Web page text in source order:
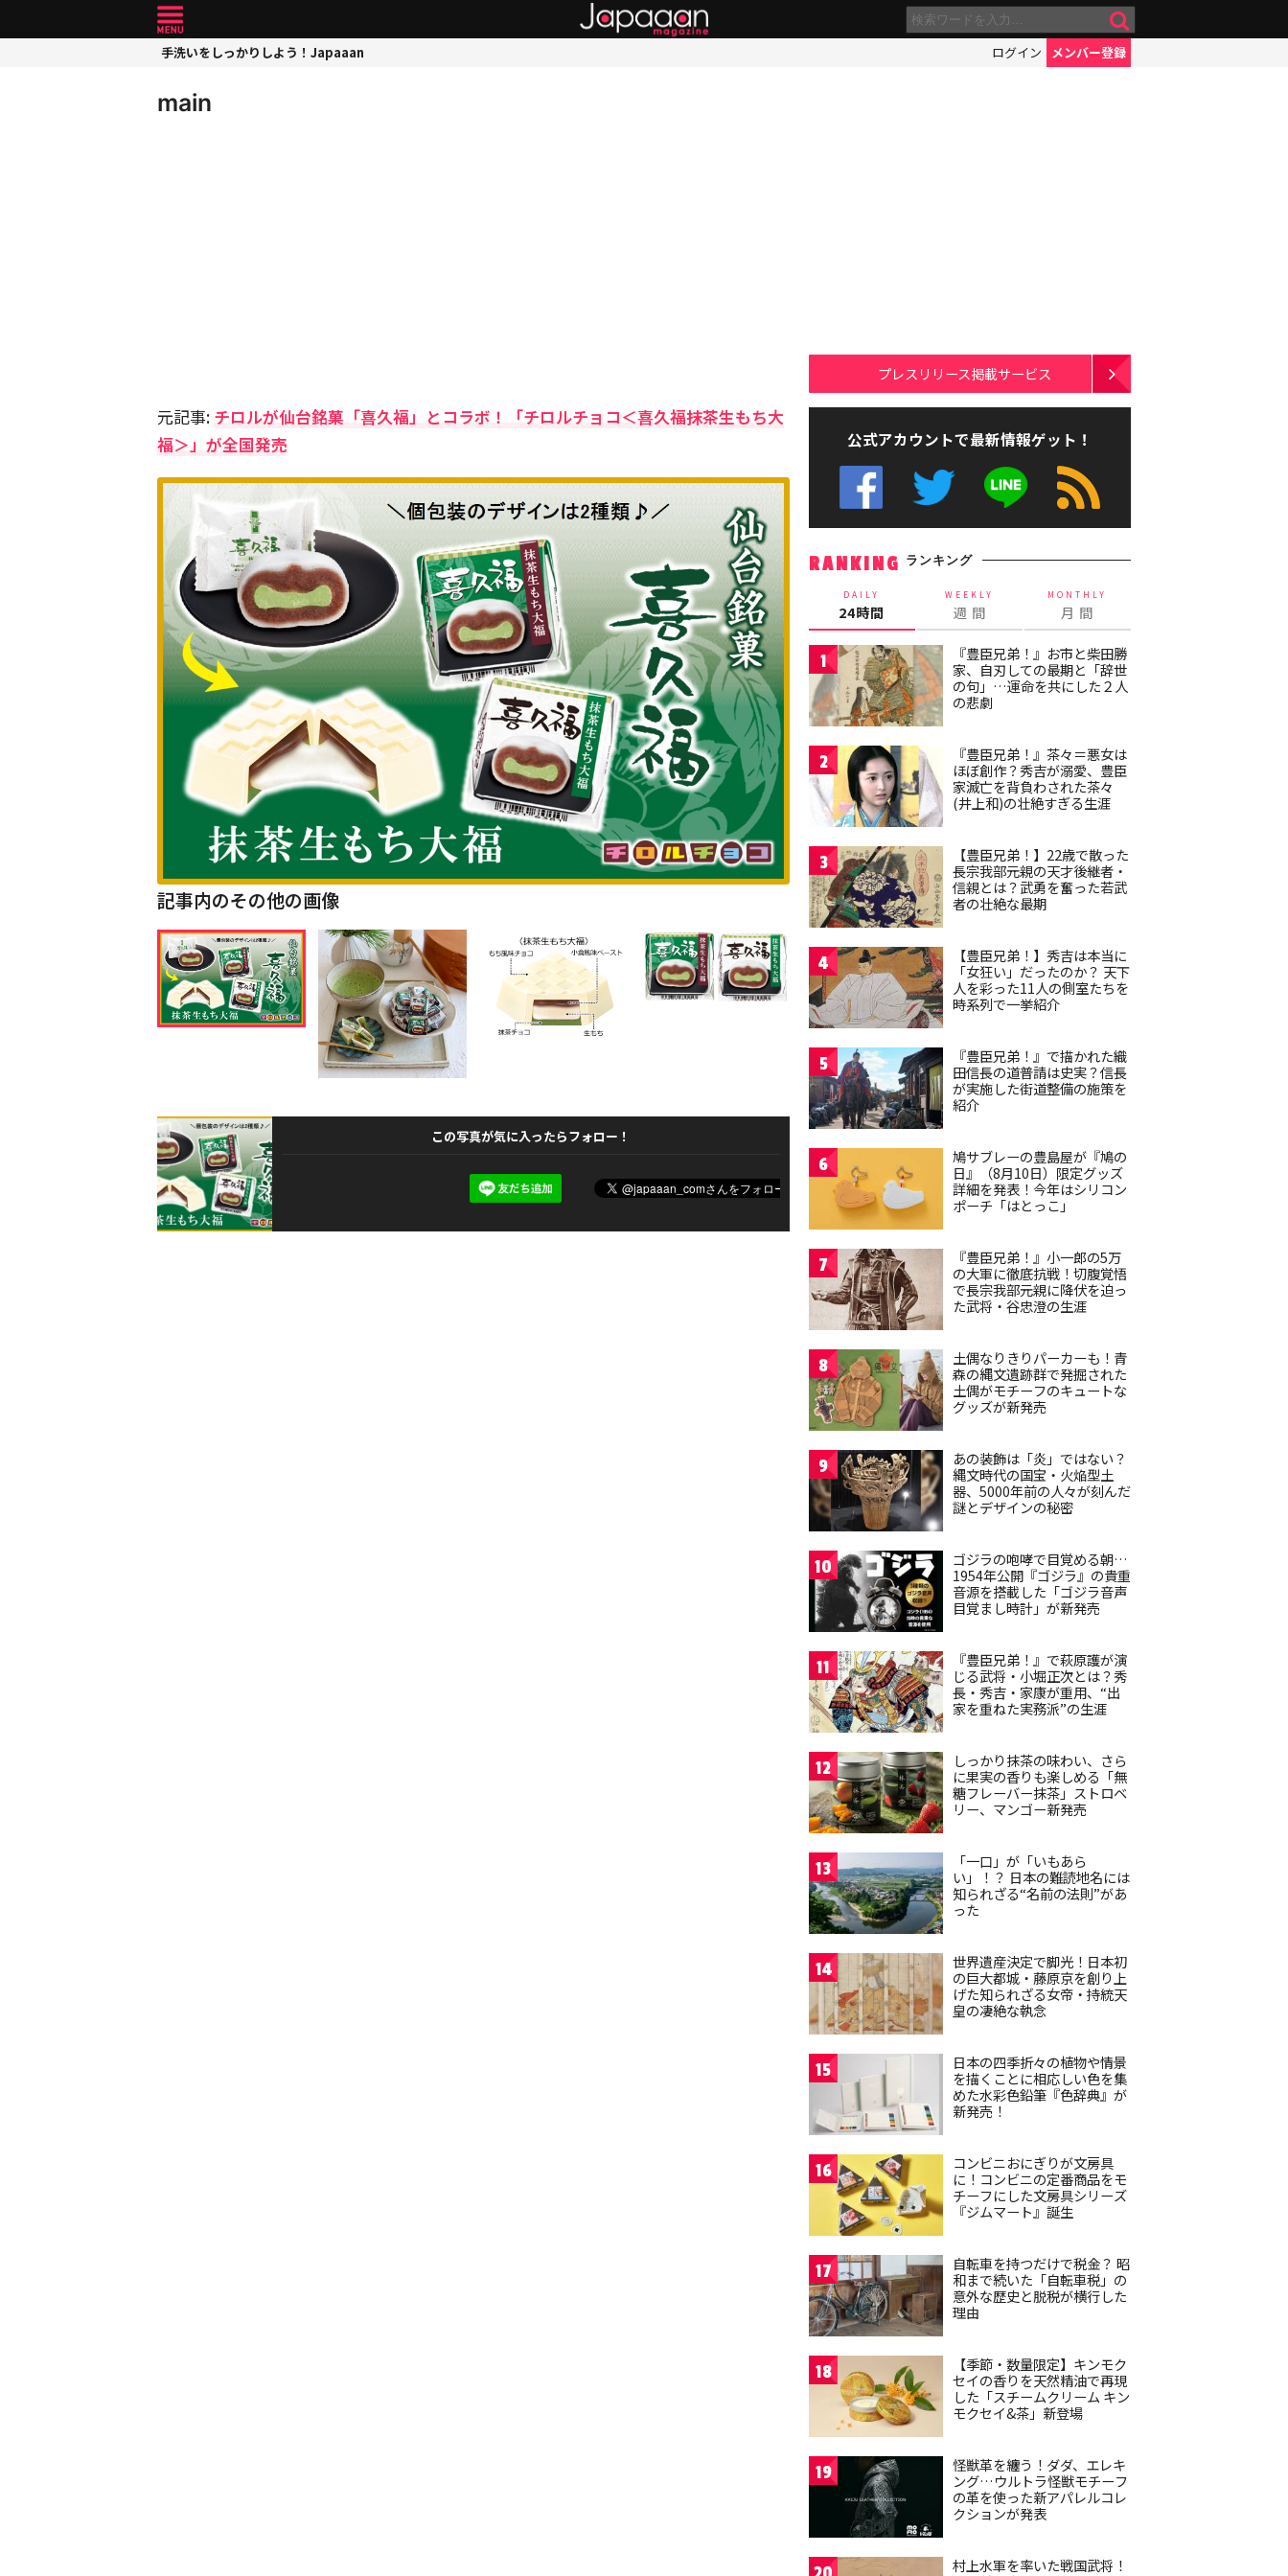
手洗いをしっかりしよう！Japaaan ログイン メンバー登録
main
元記事: チロルが仙台銘菓「喜久福」とコラボ！「チロルチョコ＜喜久福抹茶生もち大
福＞」が全国発売
記事内のその他の画像
この写真が気に入ったらフォロー！
プレスリリース掲載サービス
公式アカウントで最新情報ゲット！
RANKING ランキング
DAILY
24時間
WEEKLY
週 間
MONTHLY
月 間
1
『豊臣兄弟！』お市と柴田勝
家、自刃しての最期と「辞世
の句」…運命を共にした２人
の悲劇
2
『豊臣兄弟！』茶々＝悪女は
ほぼ創作？秀吉が溺愛、豊臣
家滅亡を背負わされた茶々
(井上和)の壮絶すぎる生涯
3
【豊臣兄弟！】22歳で散った
長宗我部元親の天才後継者・
信親とは？武勇を奮った若武
者の壮絶な最期
4
【豊臣兄弟！】秀吉は本当に
「女狂い」だったのか？ 天下
人を彩った11人の側室たちを
時系列で一挙紹介
5
『豊臣兄弟！』で描かれた織
田信長の道普請は史実？信長
が実施した街道整備の施策を
紹介
6
鳩サブレーの豊島屋が『鳩の
日』（8月10日）限定グッズ
詳細を発表！今年はシリコン
ポーチ「はとっこ」
7
『豊臣兄弟！』小一郎の5万
の大軍に徹底抗戦！切腹覚悟
で長宗我部元親に降伏を迫っ
た武将・谷忠澄の生涯
8
土偶なりきりパーカーも！青
森の縄文遺跡群で発掘された
土偶がモチーフのキュートな
グッズが新発売
9
あの装飾は「炎」ではない？
縄文時代の国宝・火焔型土
器、5000年前の人々が刻んだ
謎とデザインの秘密
10
ゴジラの咆哮で目覚める朝…
1954年公開『ゴジラ』の貴重
音源を搭載した「ゴジラ音声
目覚まし時計」が新発売
11
『豊臣兄弟！』で萩原護が演
じる武将・小堀正次とは？秀
長・秀吉・家康が重用、“出
家を重ねた実務派”の生涯
12
しっかり抹茶の味わい、さら
に果実の香りも楽しめる「無
糖フレーバー抹茶」ストロベ
リー、マンゴー新発売
13
「一口」が「いもあら
い」！？ 日本の難読地名には
知られざる“名前の法則”があ
った
14
世界遺産決定で脚光！日本初
の巨大都城・藤原京を創り上
げた知られざる女帝・持統天
皇の凄絶な執念
15
日本の四季折々の植物や情景
を描くことに相応しい色を集
めた水彩色鉛筆『色辞典』が
新発売！
16
コンビニおにぎりが文房具
に！コンビニの定番商品をモ
チーフにした文房具シリーズ
『ジムマート』誕生
17
自転車を持つだけで税金？ 昭
和まで続いた「自転車税」の
意外な歴史と脱税が横行した
理由
18
【季節・数量限定】キンモク
セイの香りを天然精油で再現
した「スチームクリーム キン
モクセイ&茶」新登場
19
怪獣革を纏う！ダダ、エレキ
ング…ウルトラ怪獣モチーフ
の革を使った新アパレルコレ
クションが発表
村上水軍を率いた戦国武将！